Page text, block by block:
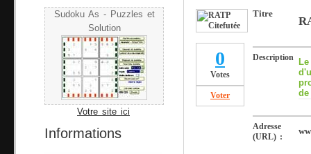
Sudoku As - Puzzles et
Solution
Votre site ici
Informations
0
Votes
Voter
Titre
Description
de
Adresse
(URL) :